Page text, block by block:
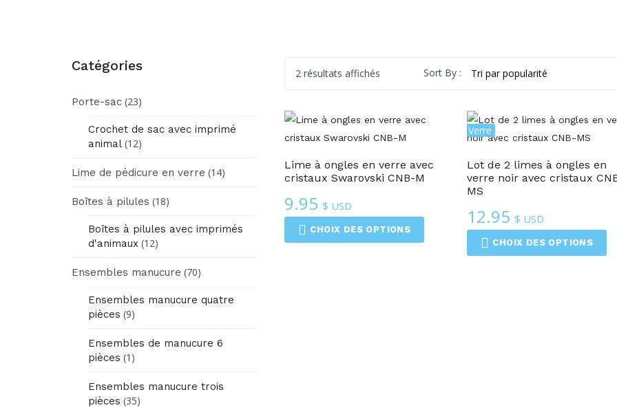
Catégories
Porte-sac (23)
Crochet de sac avec imprimé
animal (12)
Lime de pédicure en verre (14)
Boîtes à pilules (18)
Boîtes à pilules avec imprimés
d'animaux (12)
Ensembles manucure (70)
Ensembles manucure quatre
pièces (9)
Ensembles de manucure 6
pièces (1)
Ensembles manucure trois
pièces (35)
2 résultats affichés Sort By :
Cristal De Collection
Lime à ongles en verre avec
cristaux Swarovski CNB-M
9.95 $ USD
CHOIX DES OPTIONS
Ensembles De 2 Limes À Ongles En Verre
Lot de 2 limes à ongles en
verre noir avec cristaux
MS
12.95$ USD
CHOIX DES OPTIONS